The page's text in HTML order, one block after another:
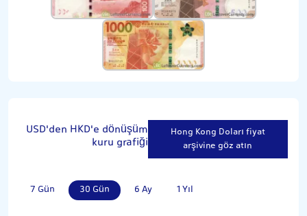
USD'den HKD'e dönüşüm
kuru grafiği
Hong Kong Doları fiyat
arşivine göz atın
7 Gün 30 Gün 6 Ay 1 Yıl